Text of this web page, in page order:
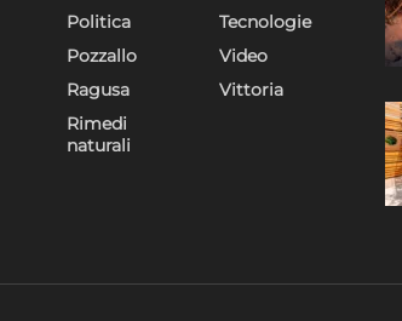
Politica
Pozzallo
Ragusa
Rimedi
naturali
Tecnologie
Video
Vittoria